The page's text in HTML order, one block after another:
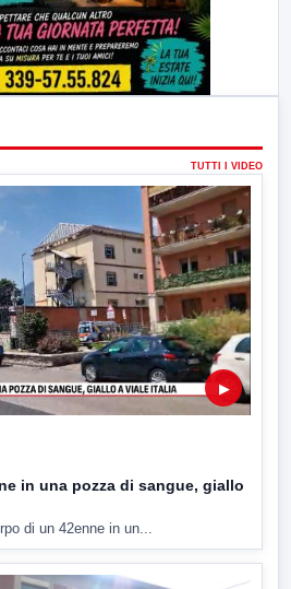
TUTTI I VIDEO
▶
in una pozza di sangue, giallo
di un 42enne in un...